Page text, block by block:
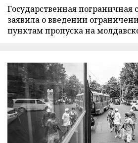
Государственная пограничная
заявила о введении
пунктам пропуска на